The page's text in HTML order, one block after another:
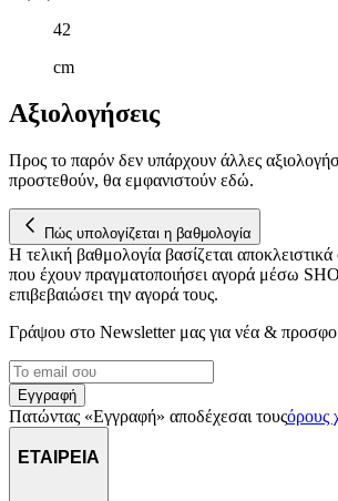
42
cm
Αξιολογήσεις
Προς το παρόν δεν υπάρχουν άλλες
προστεθούν, θα εμφανιστούν εδώ.
Πώς υπολογίζεται η βαθμολογία
Η τελική βαθμολογία βασίζεται
που έχουν πραγματοποιήσει αγορά μέσω
επιβεβαιώσει την αγορά τους.
Γράψου στο Νewsletter μας για νέα &
Εγγραφή
Πατώντας «Εγγραφή» αποδέχεσαι τουςόρους
ΕΤΑΙΡΕΙΑ